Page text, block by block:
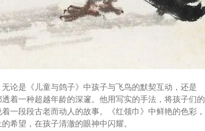
论是《儿童与鸽子》中孩子与飞鸟的默契互动，还是
着一种超越年龄的深邃。他用写实的手法，将孩子们的
一段段古老而动人的故事。《红领巾》中鲜艳的色彩，
希望，在孩子清澈的眼神中闪耀。